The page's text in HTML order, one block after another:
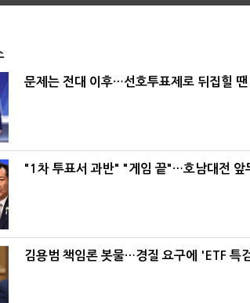
문제는 전대 이후…선호투표제로 뒤집힐
"1차 투표서 과반" "게임 끝"…호남대전 앞
김용범 책임론 봇물…경질 요구에 'ETF 특